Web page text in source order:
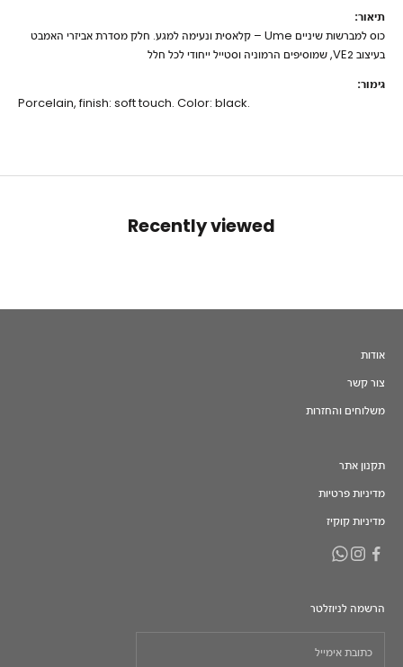
תיאור:
כוס למברשות שיניים Ume – קלאסית ונעימה למגע. חלק מסדרת אביזרי האמבט
בעיצוב VE2, שמוסיפים הרמוניה וסטייל ייחודי לכל חלל
גימור:
Porcelain, finish: soft touch. Color: black.
Recently viewed
אודות
צור קשר
משלוחים והחזרות
תקנון אתר
מדיניות פרטיות
מדיניות קוקיז
הרשמה לניוזלטר